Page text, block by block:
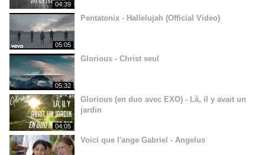
04:39
05:05
Pentatonix - Hallelujah (Official Video)
05:32
Glorious - Christ seul
04:05
Glorious (en duo avec EXO) - Là, il y avait un
jardin
Voici que l'ange Gabriel - Angelus